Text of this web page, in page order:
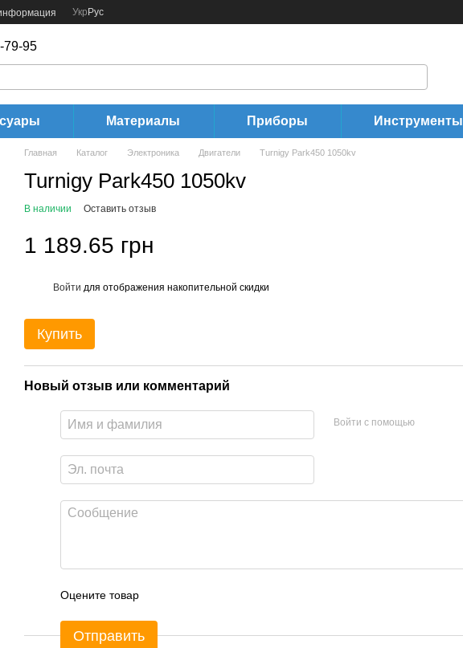
Укр Рус
79-95
Материалы Приборы Инструменты
Главная Каталог Электроника Двигатели Turnigy Park450 1050kv
Turnigy Park450 1050kv
В наличии Оставить отзыв
1 189.65 грн
Войти для отображения накопительной скидки
Купить
Новый отзыв или комментарий
Войти с помощью
Оцените товар
Отправить